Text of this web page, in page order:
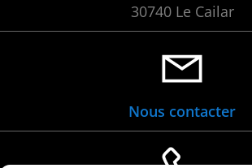
30740 Le Cailar
Nous contacter